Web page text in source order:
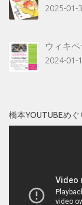
2025-01-
ウィキ
2024-01-
橋本YOUTUBEめ